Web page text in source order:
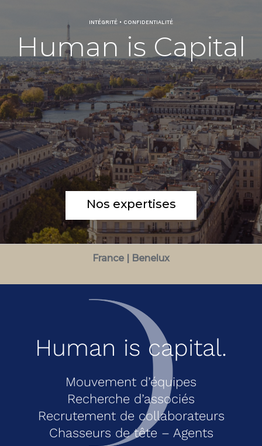
Nos expertises
Human is Capital
INTÉGRITÉ • CONFIDENTIALITÉ
France | Benelux
Human is capital.
Mouvement d’équipes
Recherche d’associés
Recrutement de collaborateurs
Chasseurs de tête – Agents